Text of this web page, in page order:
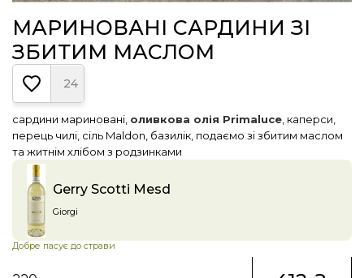
МАРИНОВАНІ САРДИНИ ЗІ
ЗБИТИМ МАСЛОМ
24
сардини мариновані, оливкова олія Primaluce, каперси,
перець чилі, сіль Maldon, базилік, подаємо зі збитим маслом
та житнім хлібом з родзинками
Gerry Scotti Mesd
Giorgi
Добре пасує до страви